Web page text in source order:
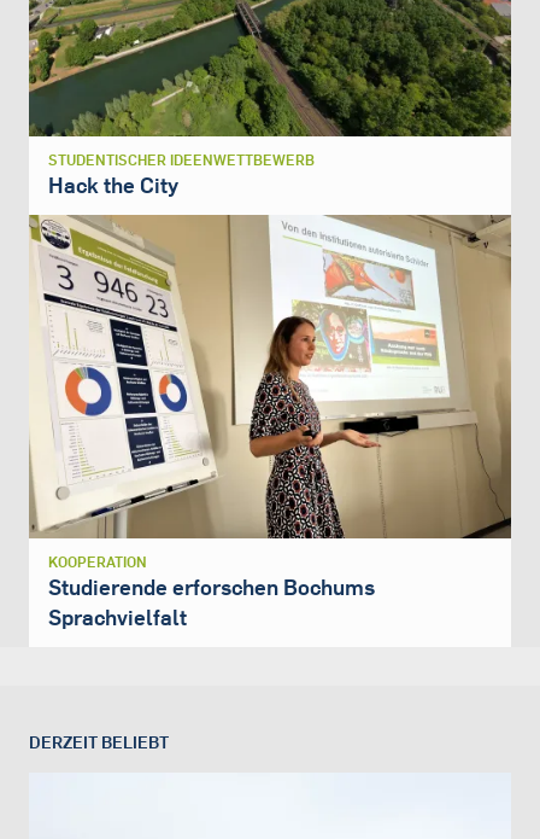
STUDENTISCHER IDEENWETTBEWERB
Hack the City
KOOPERATION
Studierende erforschen Bochums
Sprachvielfalt
DERZEIT BELIEBT